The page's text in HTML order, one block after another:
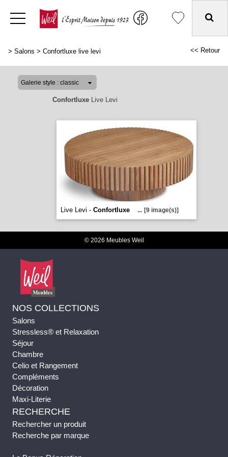
> Salons > Confortluxe live levi << Retour
ConfortluxeLive Levi
Live Levi - Confortluxe ... [9 image(s)]
© 2026 Meubles Weil
NOS COLLECTIONS
Salons
Stressless® et Relaxation
Séjour
Chambre
Celio et Rangement
Compléments
Décoration
Maxi-Literie
RECHERCHE
Rechercher un produit
Recherche par marque